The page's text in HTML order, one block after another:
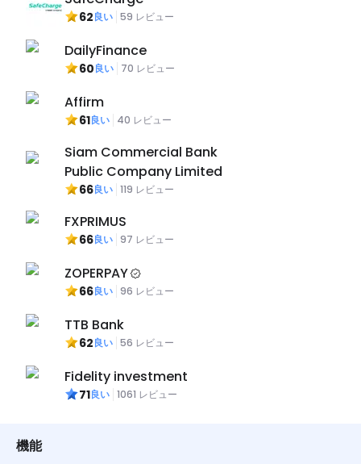
62良い 59 レビュー
DailyFinance
60良い 70 レビュー
Affirm
61良い 40 レビュー
Siam Commercial Bank
Public Company Limited
66良い 119 レビュー
FXPRIMUS
66良い 97 レビュー
ZOPERPAY
66良い 96 レビュー
TTB Bank
62良い 56 レビュー
Fidelity investment
71良い 1061 レビュー
機能